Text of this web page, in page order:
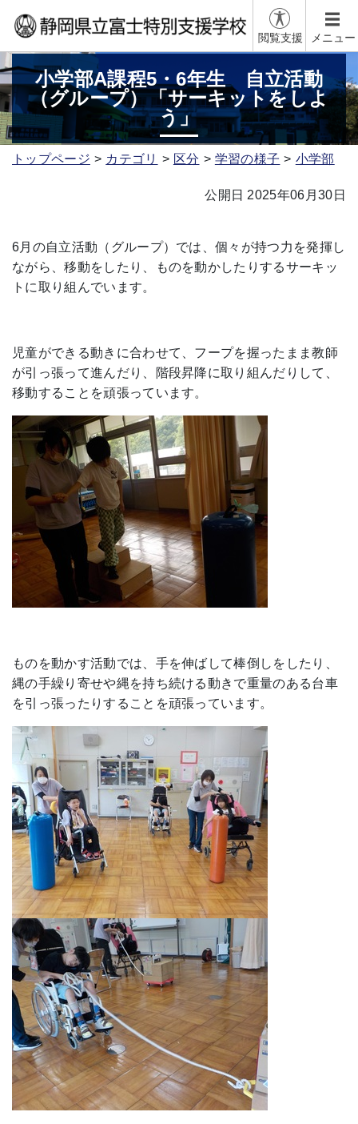
閲覧支援 メニュー
小学部A課程5・6年生 自立活動
（グループ）「サーキットをしよ
う」
トップページ カテゴリ 区分 学習の様子 小学部
公開日 2025年06月30日
6月の自立活動（グループ）では、個々が持つ力を発揮し
ながら、移動をしたり、ものを動かしたりするサーキッ
トに取り組んでいます。
児童ができる動きに合わせて、フープを握ったまま教師
が引っ張って進んだり、階段昇降に取り組んだりして、
移動することを頑張っています。
ものを動かす活動では、手を伸ばして棒倒しをしたり、
縄の手繰り寄せや縄を持ち続ける動きで重量のある台車
を引っ張ったりすることを頑張っています。